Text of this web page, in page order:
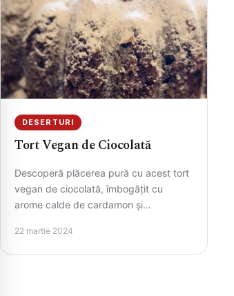
DESERTURI
Tort Vegan de Ciocolată
Descoperă plăcerea pură cu acest tort
vegan de ciocolată, îmbogățit cu
arome calde de cardamon și
22 martie 2024